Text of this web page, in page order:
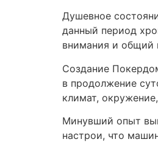
Душевное
данный период
внимания и общий
Создание
в продолжение
климат,
Минувший опыт
настрои, что